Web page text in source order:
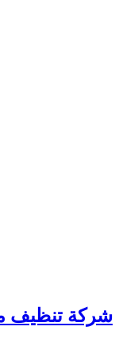
شركة تنظيف مكيفات